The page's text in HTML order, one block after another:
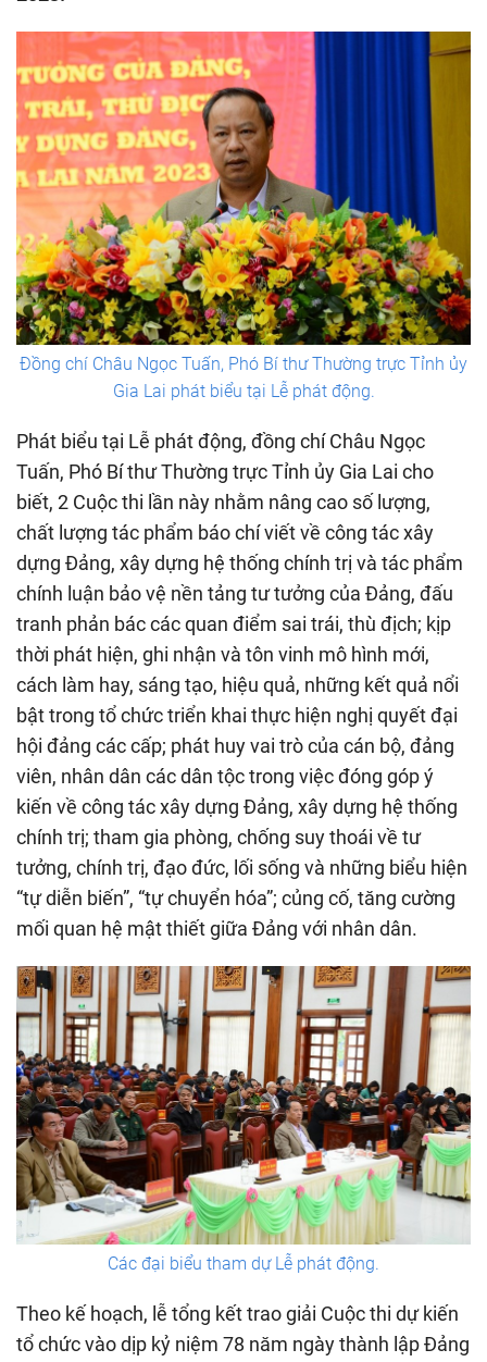
Đồng chí Châu Ngọc Tuấn, Phó Bí thư Thường trực Tỉnh ủy
Gia Lai phát biểu tại Lễ phát động.
Phát biểu tại Lễ phát động, đồng chí Châu Ngọc
Tuấn, Phó Bí thư Thường trực Tỉnh ủy Gia Lai cho
biết, 2 Cuộc thi lần này nhằm nâng cao số lượng,
chất lượng tác phẩm báo chí viết về công tác xây
dựng Đảng, xây dựng hệ thống chính trị và tác phẩm
chính luận bảo vệ nền tảng tư tưởng của Đảng, đấu
tranh phản bác các quan điểm sai trái, thù địch; kịp
thời phát hiện, ghi nhận và tôn vinh mô hình mới,
cách làm hay, sáng tạo, hiệu quả, những kết quả nổi
bật trong tổ chức triển khai thực hiện nghị quyết đại
hội đảng các cấp; phát huy vai trò của cán bộ, đảng
viên, nhân dân các dân tộc trong việc đóng góp ý
kiến về công tác xây dựng Đảng, xây dựng hệ thống
chính trị; tham gia phòng, chống suy thoái về tư
tưởng, chính trị, đạo đức, lối sống và những biểu hiện
“tự diễn biến”, “tự chuyển hóa”; củng cố, tăng cường
mối quan hệ mật thiết giữa Đảng với nhân dân.
Các đại biểu tham dự Lễ phát động.
Theo kế hoạch, lễ tổng kết trao giải Cuộc thi dự kiến
tổ chức vào dịp kỷ niệm 78 năm ngày thành lập Đảng